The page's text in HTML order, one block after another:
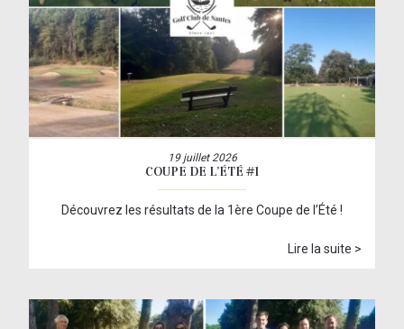
19 juillet 2026
COUPE DE L’ÉTÉ #1
Découvrez les résultats de la 1ère Coupe de l’Été !
Lire la suite >